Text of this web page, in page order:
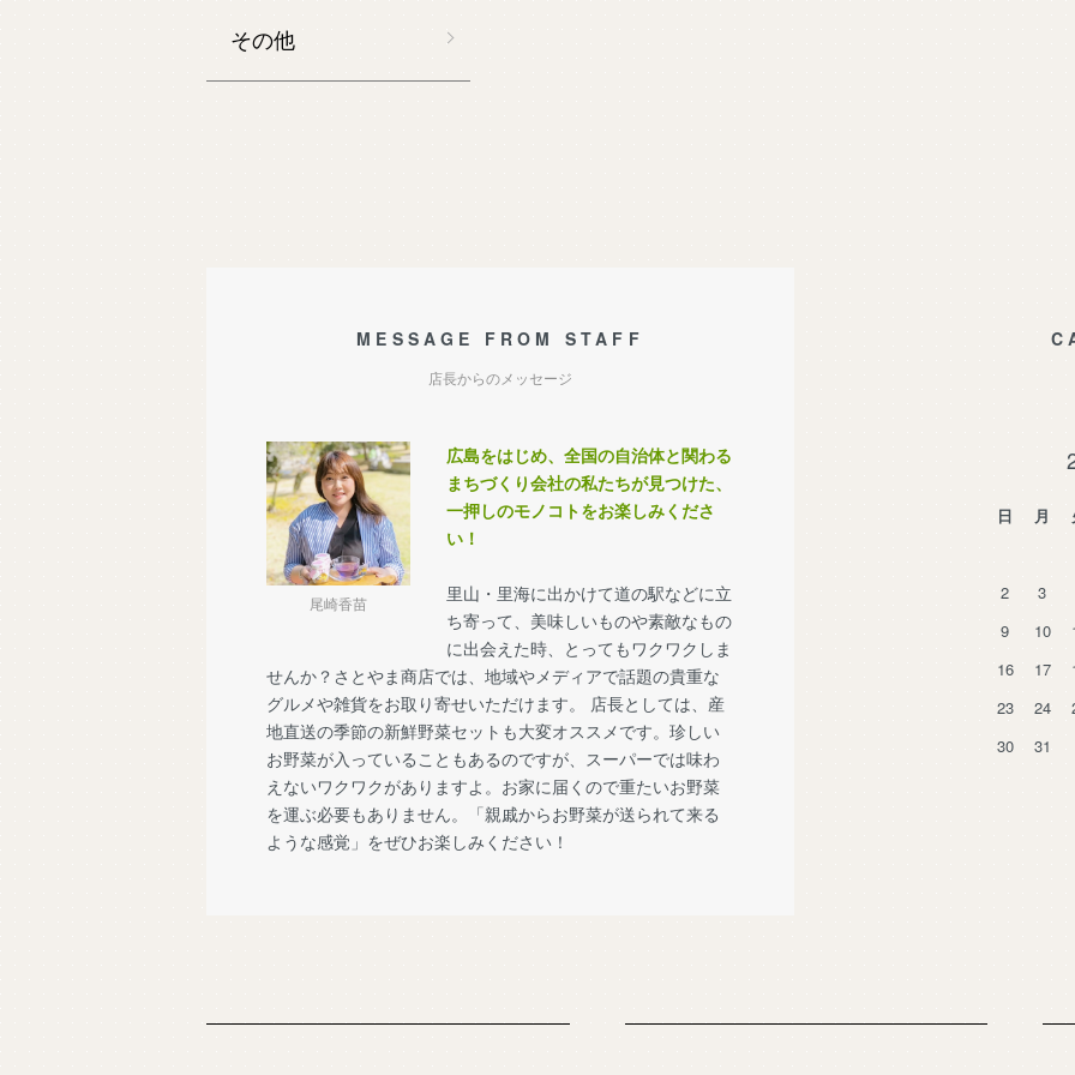
その他
MESSAGE FROM STAFF
店長からのメッセージ
尾崎香苗
広島をはじめ、全国の自治体と関わる
まちづくり会社の私たちが見つけた、
一押しのモノコトをお楽しみくださ
い！
里山・里海に出かけて道の駅などに立
ち寄って、美味しいものや素敵なもの
に出会えた時、とってもワクワクしま
せんか？さとやま商店では、地域やメディアで話題の貴重な
グルメや雑貨をお取り寄せいただけます。 店長としては、産
地直送の季節の新鮮野菜セットも大変オススメです。珍しい
お野菜が入っていることもあるのですが、スーパーでは味わ
えないワクワクがありますよ。お家に届くので重たいお野菜
を運ぶ必要もありません。「親戚からお野菜が送られて来る
ような感覚」をぜひお楽しみください！
日 月
2
3
9
10
16
17
23
24
30
31